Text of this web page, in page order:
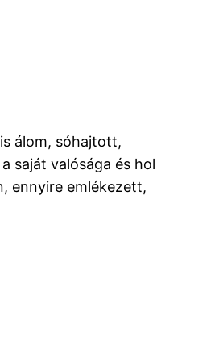
álom, sóhajtott,
saját valósága és hol
ennyire emlékezett,